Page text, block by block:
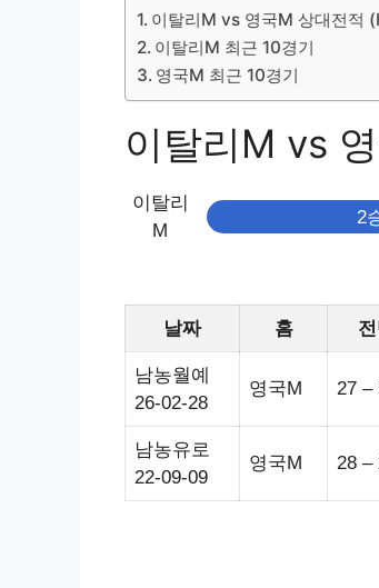
이탈리M vs 영국M 상대전
이탈리M 최근 10경기
영국M 최근 10경기
이탈리M vs
이탈리
M
2
날짜 홈
남농월예
26-02-28
영국M 27 –
남농유로
22-09-09
영국M 28 –